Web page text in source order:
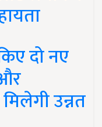
दो नए
उन्नत